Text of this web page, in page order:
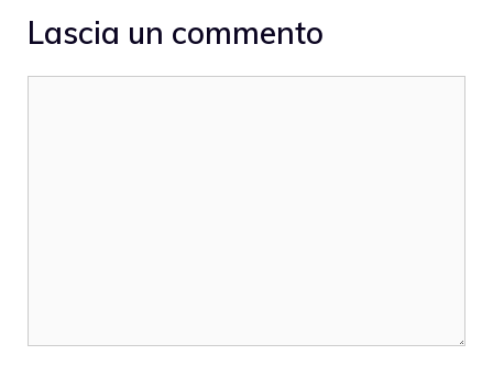
Lascia un commento